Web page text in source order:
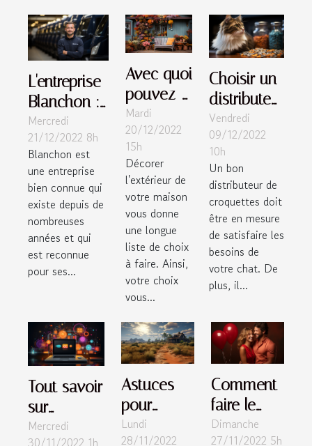
L'entreprise
Blanchon :
comprendre
ce que c'est
et ses
services
Mercredi
21/12/2022 8h
Blanchon est
une entreprise
bien connue qui
existe depuis de
nombreuses
années et qui
est reconnue
pour ses...
Avec quoi
pouvez-
vous
décorer
l'extérieur
de votre
maison?
Mardi
20/12/2022
15h
Décorer
l'extérieur de
votre maison
vous donne
une longue
liste de choix
à faire. Ainsi,
votre choix
vous...
Choisir un
distributeur
de
croquettes
pour chat:
quels sont
les
éléments à
prendre en
compte ?
Vendredi
09/12/2022
10h
Un bon
distributeur de
croquettes doit
être en mesure
de satisfaire les
besoins de
votre chat. De
plus, il...
Tout savoir
sur
l'application
Mercredi
30/11/2022 1h
Astuces
pour
débuter le
Lundi
28/11/2022
Comment
faire le
choix d’un
Dimanche
27/11/2022 5h